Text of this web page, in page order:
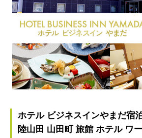
ホテル ビジネスインやまだ宿
陸山田 山田町 旅館 ホテル ワ